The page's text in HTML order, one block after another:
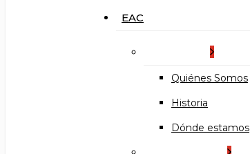
EAC
Quiénes Somos
Historia
Dónde estamos